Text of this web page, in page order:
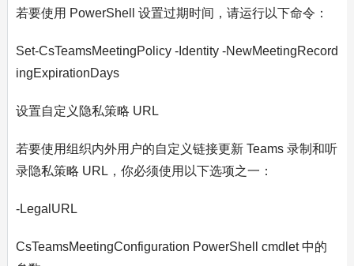
若要使用 PowerShell 设置过期时间，请运行以下命令：
Set-CsTeamsMeetingPolicy -Identity -NewMeetingRecord
ingExpirationDays
设置自定义隐私策略 URL
若要使用组织内外用户的自定义链接更新 Teams 录制和听
录隐私策略 URL，你必须使用以下选项之一：
-LegalURL
CsTeamsMeetingConfiguration PowerShell cmdlet 中的